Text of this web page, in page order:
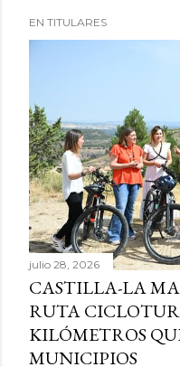
EN TITULARES
julio 28, 2026
CASTILLA-LA
RUTA
KILÓMETROS
MUNICIPIOS